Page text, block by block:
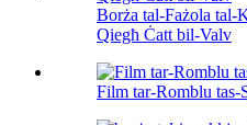
Borża tal-Fażola tal-
Qiegħ Ċatt bil-Valv
Film tar-Romblu tas-